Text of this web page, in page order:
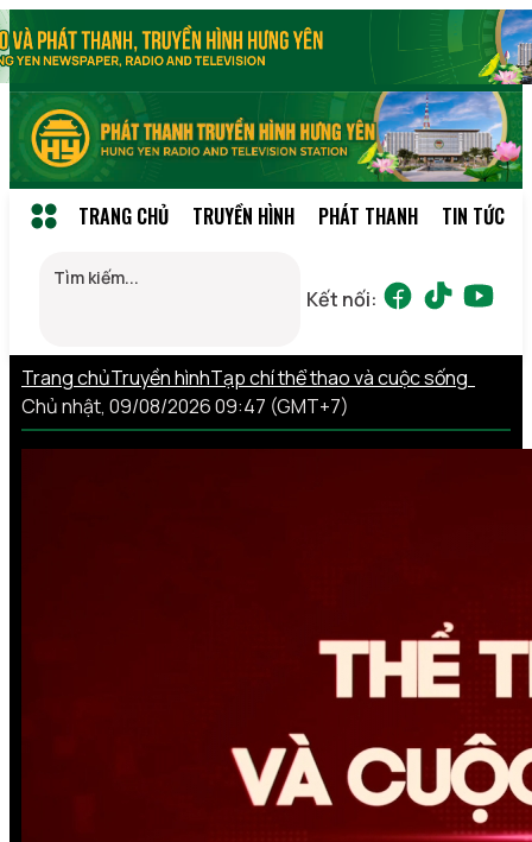
TRANG CHỦ TRUYỀN HÌNH PHÁT THANH TIN TỨC
Kết nối:
Trang chủTruyền hìnhTạp chí thể thao và cuộc sống
Chủ nhật, 09/08/2026 09:47 (GMT+7)